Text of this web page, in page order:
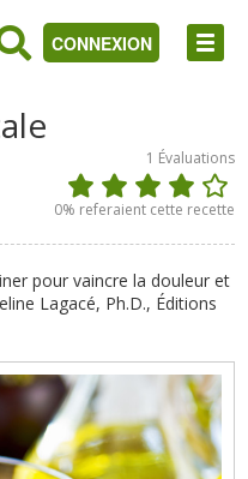
CONNEXION
1 Évaluations
0% referaient cette recette
pour vaincre la douleur et
Lagacé, Ph.D., Éditions